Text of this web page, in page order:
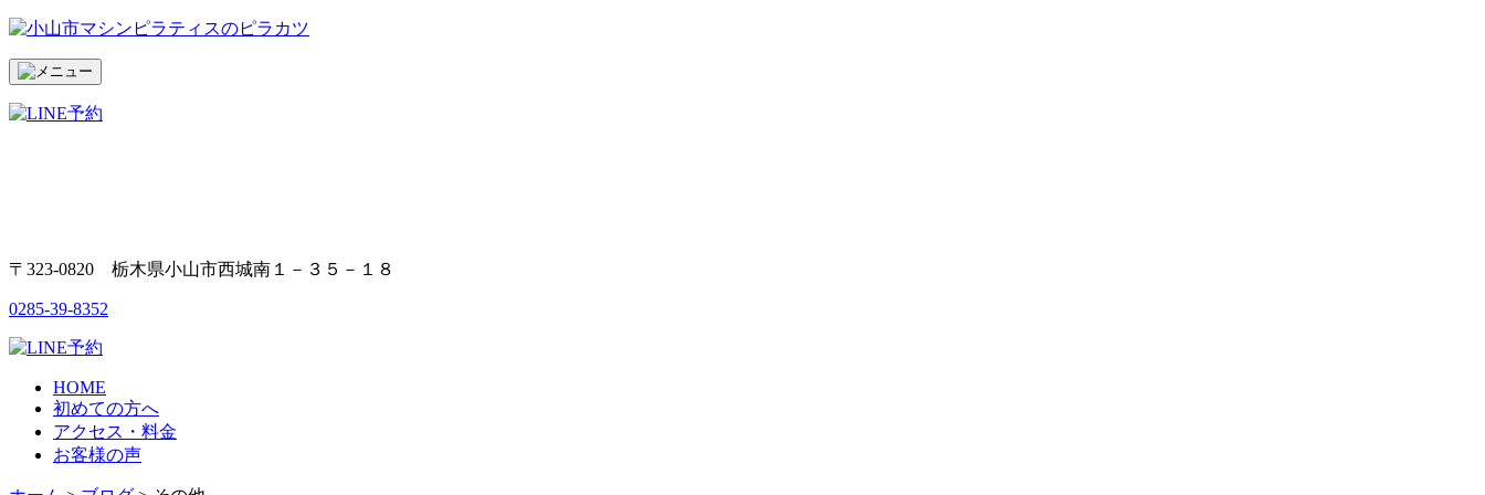
〒323-0820 栃木県小山市西城南１－３５－１８
0285-39-8352
HOME
初めての方へ
アクセス・料金
お客様の声